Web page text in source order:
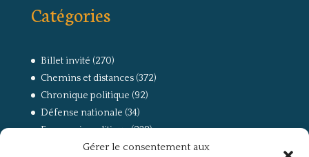
Gérer le consentement aux
Catégories
Billet invité (270)
Chemins et distances(372)
Chronique politique (92)
Défense nationale (34)
Economie politique(238)
(168)